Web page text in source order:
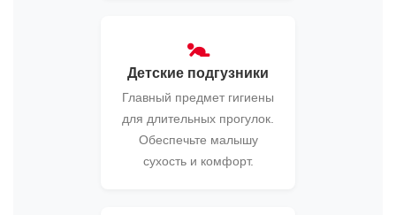
🚼
Детские подгузники
Главный предмет гигиены
для длительных прогулок.
Обеспечьте малышу
сухость и комфорт.